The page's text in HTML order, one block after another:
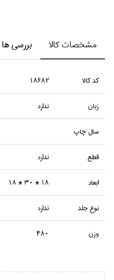
مشخصات کالا بررسی ها
كد كالا
18682
زبان
ندارد
سال چاپ
قطع
ندارد
ابعاد
18 * 30 * 18
نوع جلد
ندارد
وزن
480